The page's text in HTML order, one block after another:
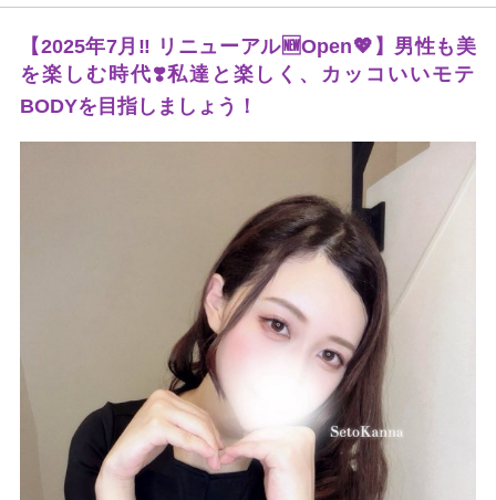
【2025年7月‼︎ リニューアル🆕Open💖】男性も美
を楽しむ時代❣️私達と楽しく、カッコいいモテ
BODYを目指しましょう！